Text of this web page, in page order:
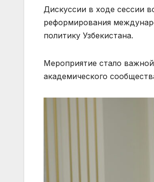
Дискуссии в ходе сессии
реформирования
политику Узбекистана.
Мероприятие стало
академического